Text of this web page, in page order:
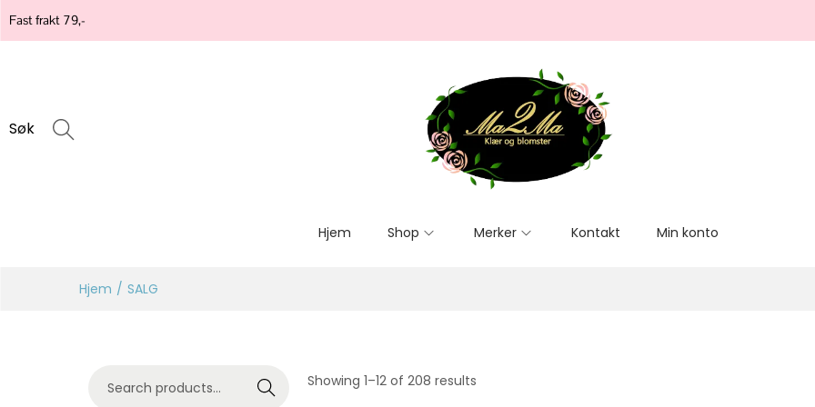
Fast frakt 79,-
Søk
Hjem Shop Merker Kontakt Min konto
Hjem / SALG
Search Showing1–12 of 208 results